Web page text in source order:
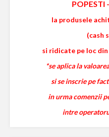
POPESTI -
la produsele
(cash
si ridicate pe loc
*se aplica la
si se inscrie pe
in urma comenzii
intre